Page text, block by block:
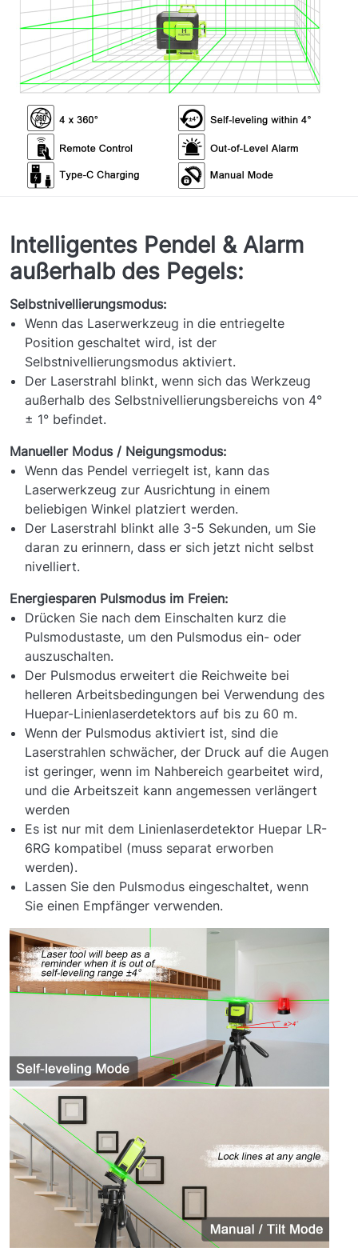
Intelligentes Pendel & Alarm
außerhalb des Pegels:
Selbstnivellierungsmodus:
Wenn das Laserwerkzeug in die entriegelte
Position geschaltet wird, ist der
Selbstnivellierungsmodus aktiviert.
Der Laserstrahl blinkt, wenn sich das Werkzeug
außerhalb des Selbstnivellierungsbereichs von 4°
± 1° befindet.
Manueller Modus / Neigungsmodus:
Wenn das Pendel verriegelt ist, kann das
Laserwerkzeug zur Ausrichtung in einem
beliebigen Winkel platziert werden.
Der Laserstrahl blinkt alle 3-5 Sekunden, um Sie
daran zu erinnern, dass er sich jetzt nicht selbst
nivelliert.
Energiesparen Pulsmodus im Freien:
Drücken Sie nach dem Einschalten kurz die
Pulsmodustaste, um den Pulsmodus ein- oder
auszuschalten.
Der Pulsmodus erweitert die Reichweite bei
helleren Arbeitsbedingungen bei Verwendung des
Huepar-Linienlaserdetektors auf bis zu 60 m.
Wenn der Pulsmodus aktiviert ist, sind die
Laserstrahlen schwächer, der Druck auf die Augen
ist geringer, wenn im Nahbereich gearbeitet wird,
und die Arbeitszeit kann angemessen verlängert
werden
Es ist nur mit dem Linienlaserdetektor Huepar LR-
6RG kompatibel (muss separat erworben
werden).
Lassen Sie den Pulsmodus eingeschaltet, wenn
Sie einen Empfänger verwenden.